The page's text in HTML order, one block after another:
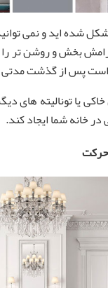
شده اید و نمی
بخش و روشن تر
پس از گذشت
یا تونالیته
خانه شما ایجاد کند.